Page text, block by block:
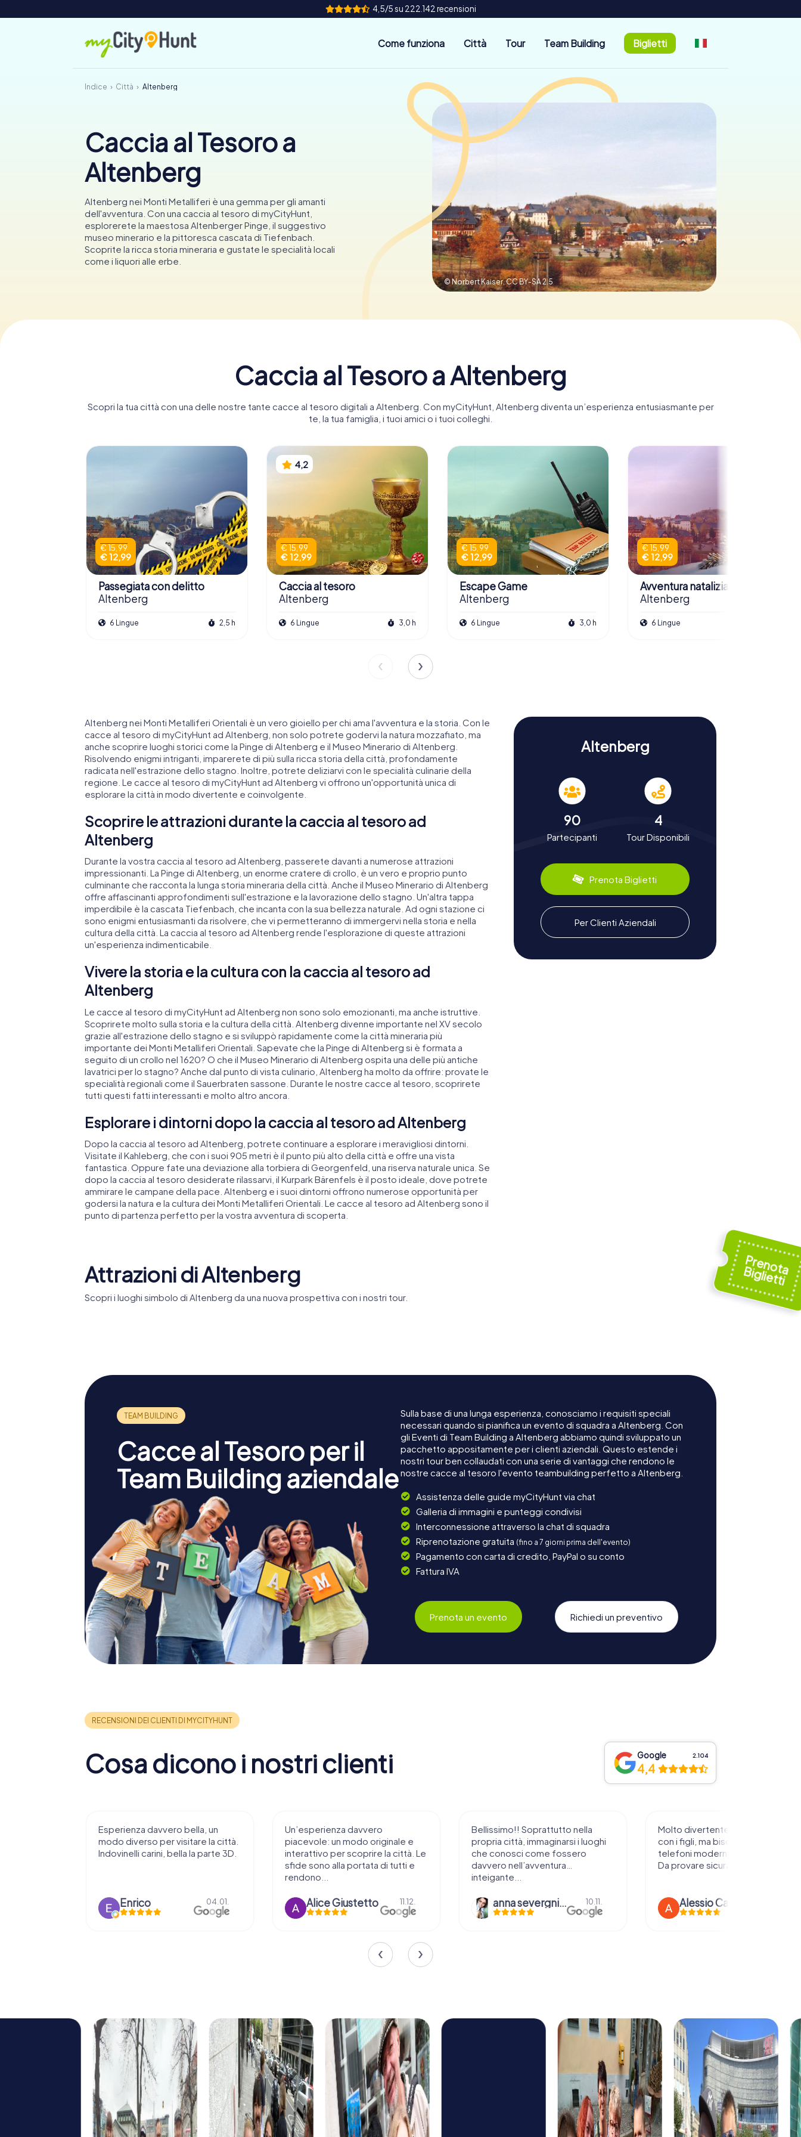
4,5/5 su 222.142 recensioni
Come funziona Città Tour Team Building Biglietti
Indice Città Altenberg
Caccia al Tesoro a
Altenberg
Altenberg nei Monti Metalliferi è una gemma per gli amanti
dell'avventura. Con una caccia al tesoro di myCityHunt,
esplorerete la maestosa Altenberger Pinge, il suggestivo
museo minerario e la pittoresca cascata di Tiefenbach.
Scoprite la ricca storia mineraria e gustate le specialità locali
come i liquori alle erbe.
© Norbert Kaiser,CC BY-SA 2.5
Caccia al Tesoro a Altenberg
Scopri la tua città con una delle nostre tante cacce al tesoro digitali a Altenberg. Con myCityHunt, Altenberg diventa un’esperienza entusiasmante per
te, la tua famiglia, i tuoi amici o i tuoi colleghi.
€ 15,99
€ 12,99
Passegiata con delitto
Altenberg
6 Lingue 2,5 h
4,2
€ 15,99
€ 12,99
Caccia al tesoro
Altenberg
6 Lingue 3,0 h
€ 15,99
€ 12,99
Escape Game
Altenberg
6 Lingue 3,0 h
€ 15,99
€ 12,99
Avventura natalizia
Altenberg
6 Lingue
Altenberg nei Monti Metalliferi Orientali è un vero gioiello per chi ama l'avventura e la storia. Con le
cacce al tesoro di myCityHunt ad Altenberg, non solo potrete godervi la natura mozzafiato, ma
anche scoprire luoghi storici come la Pinge di Altenberg e il Museo Minerario di Altenberg.
Risolvendo enigmi intriganti, imparerete di più sulla ricca storia della città, profondamente
radicata nell'estrazione dello stagno. Inoltre, potrete deliziarvi con le specialità culinarie della
regione. Le cacce al tesoro di myCityHunt ad Altenberg vi offrono un'opportunità unica di
esplorare la città in modo divertente e coinvolgente.
Scoprire le attrazioni durante la caccia al tesoro ad
Altenberg
Durante la vostra caccia al tesoro ad Altenberg, passerete davanti a numerose attrazioni
impressionanti. La Pinge di Altenberg, un enorme cratere di crollo, è un vero e proprio punto
culminante che racconta la lunga storia mineraria della città. Anche il Museo Minerario di Altenberg
offre affascinanti approfondimenti sull'estrazione e la lavorazione dello stagno. Un'altra tappa
imperdibile è la cascata Tiefenbach, che incanta con la sua bellezza naturale. Ad ogni stazione ci
sono enigmi entusiasmanti da risolvere, che vi permetteranno di immergervi nella storia e nella
cultura della città. La caccia al tesoro ad Altenberg rende l'esplorazione di queste attrazioni
un'esperienza indimenticabile.
Vivere la storia e la cultura con la caccia al tesoro ad
Altenberg
Le cacce al tesoro di myCityHunt ad Altenberg non sono solo emozionanti, ma anche istruttive.
Scoprirete molto sulla storia e la cultura della città. Altenberg divenne importante nel XV secolo
grazie all'estrazione dello stagno e si sviluppò rapidamente come la città mineraria più
importante dei Monti Metalliferi Orientali. Sapevate che la Pinge di Altenberg si è formata a
seguito di un crollo nel 1620? O che il Museo Minerario di Altenberg ospita una delle più antiche
lavatrici per lo stagno? Anche dal punto di vista culinario, Altenberg ha molto da offrire: provate le
specialità regionali come il Sauerbraten sassone. Durante le nostre cacce al tesoro, scoprirete
tutti questi fatti interessanti e molto altro ancora.
Esplorare i dintorni dopo la caccia al tesoro ad Altenberg
Dopo la caccia al tesoro ad Altenberg, potrete continuare a esplorare i meravigliosi dintorni.
Visitate il Kahleberg, che con i suoi 905 metri è il punto più alto della città e offre una vista
fantastica. Oppure fate una deviazione alla torbiera di Georgenfeld, una riserva naturale unica. Se
dopo la caccia al tesoro desiderate rilassarvi, il Kurpark Bärenfels è il posto ideale, dove potrete
ammirare le campane della pace. Altenberg e i suoi dintorni offrono numerose opportunità per
godersi la natura e la cultura dei Monti Metalliferi Orientali. Le cacce al tesoro ad Altenberg sono il
punto di partenza perfetto per la vostra avventura di scoperta.
Altenberg
90
Partecipanti
4
Tour Disponibili
Prenota Biglietti
Per Clienti Aziendali
Attrazioni di Altenberg
Scopri i luoghi simbolo di Altenberg da una nuova prospettiva con i nostri tour.
Cacce al Tesoro per il
Team Building aziendale
Sulla base di una lunga esperienza, conosciamo i requisiti speciali
necessari quando si pianifica un evento di squadra a Altenberg. Con
gli Eventi di Team Building a Altenberg abbiamo quindi sviluppato un
pacchetto appositamente per i clienti aziendali. Questo estende i
nostri tour ben collaudati con una serie di vantaggi che rendono le
nostre cacce al tesoro l'evento teambuilding perfetto a Altenberg.
Assistenza delle guide myCityHunt via chat
Galleria di immagini e punteggi condivisi
Interconnessione attraverso la chat di squadra
Riprenotazione gratuita (fino a 7 giorni prima dell'evento)
Pagamento con carta di credito, PayPal o su conto
Fattura IVA
Prenota un evento Richiedi un preventivo
Cosa dicono i nostri clienti Google 2.104
4,4
Esperienza davvero bella, un
modo diverso per visitare la città.
Indovinelli carini, bella la parte 3D.
Enrico 04.01.
Un’esperienza davvero
piacevole: un modo originale e
interattivo per scoprire la città. Le
sfide sono alla portata di tutti e
rendono...
Alice Giustetto 11.12.
Bellissimo!! Soprattutto nella
propria città, immaginarsi i luoghi
che conosci come fossero
davvero nell’avventura…
inteigante...
anna severgnini 10.11.
Molto divertente da sperimentare
con i figli, ma bisogna avere
telefoni moderni e rete stabile.
Da provare sicuramente !
Alessio Car